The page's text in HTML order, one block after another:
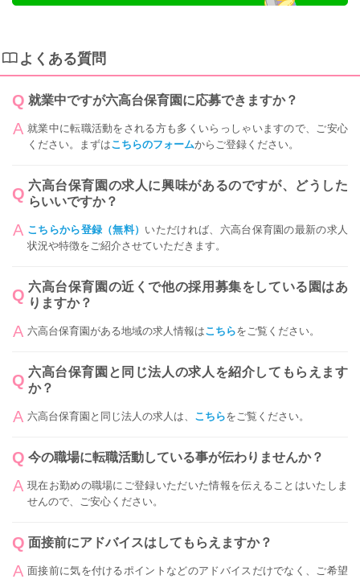
よくある質問
就業中ですが六高台保育園に応募できますか？
就業中に転職活動をされる方も多くいらっしゃいますので、ご安心
ください。まずはこちらのフォームからご登録ください。
六高台保育園の求人に興味があるのですが、どうした
らいいですか？
こちらから登録（無料） いただければ、六高台保育園の最新の求人
状況や特徴をご紹介させていただきます。
六高台保育園の近くで他の採用募集をしている園はあ
りますか？
六高台保育園がある地域の求人情報はこちらをご覧ください。
六高台保育園と同じ法人の求人を紹介してもらえます
か？
六高台保育園と同じ法人の求人は、 こちらをご覧ください。
今の職場に転職活動している事が伝わりませんか？
現在お勤めの職場にご登録いただいた情報を伝えることはいたしま
せんので、ご安心ください。
面接前にアドバイスはしてもらえますか？
面接前に気を付けるポイントなどのアドバイスだけでなく、ご希望